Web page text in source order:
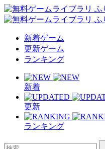
新着ゲーム
更新ゲーム
ランキング
新着
更新
ランキング